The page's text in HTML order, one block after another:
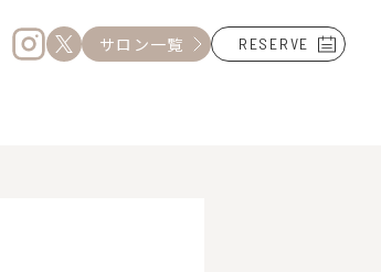
サロン一覧 RESERVE